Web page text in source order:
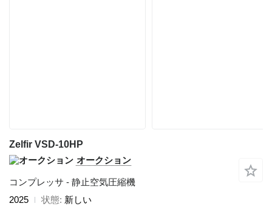
Zelfir VSD-10HP
オークション
コンプレッサ - 静止空気圧縮機
2025
状態 新しい